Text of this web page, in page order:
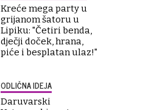
Kreće mega party u
grijanom šatoru u
Lipiku: "Četiri benda,
dječji doček, hrana,
piće i besplatan ulaz!"
ODLIČNA IDEJA
Daruvarski